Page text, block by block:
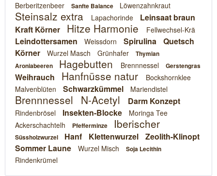
Berberitzenbeer Sanfte Balance Löwenzahnkraut
Steinsalz extra Lapachorinde
Leinsaat braun
Kraft Körner
Hitze Harmonie Fellwechsel-Krä
Leindottersamen Weissdorn Spirulina
Quetsch
Körner
Wurzel Masch Grünhafer
Thymian
Aroniabeeren
Hagebutten Brennnessel Gerstengras
Weihrauch Hanfnüsse natur
Bockshornklee
Malvenblüten
Schwarzkümmel Mariendistel
Brennnessel N-Acetyl Darm Konzept
Rindenbrösel Insekten-Blocke
Moringa Tee
Ackerschachtelh
Pfefferminze Iberischer
Süssholzwurzel Hanf Klettenwurzel
Zeolith-Klinopt
Sommer Laune
Wurzel Misch Soja Lecithin
Rindenkrümel